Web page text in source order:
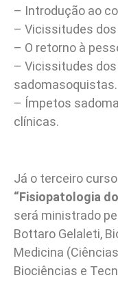
– Introdução ao
– Vicissitudes
– O retorno à
– Vicissitudes
sadomasoquistas.
– Ímpetos
clínicas.
Já o terceiro
“Fisiopatologia
será ministrado
Bottaro Gelaleti,
Medicina
Biociências e